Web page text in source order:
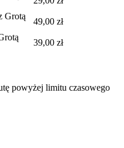
Grotą
49,00 zł
39,00 zł
powyżej limitu czasowego